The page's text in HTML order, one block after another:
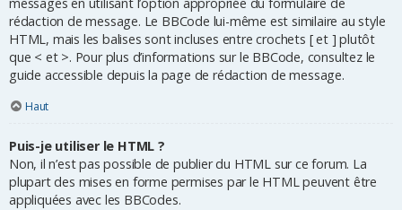
rédaction de message. Le BBCode lui-même est similaire au style
HTML, mais les balises sont incluses entre crochets [ et ] plutôt
que < et >. Pour plus d’informations sur le BBCode, consultez le
guide accessible depuis la page de rédaction de message.
Haut
Puis-je utiliser le HTML ?
Non, il n’est pas possible de publier du HTML sur ce forum. La
plupart des mises en forme permises par le HTML peuvent être
appliquées avec les BBCodes.